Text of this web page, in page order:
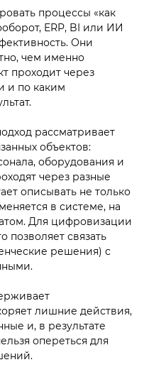
процессы «как
ERP, BI или ИИ
Они
чем именно
проходит через
и по каким
рассматривает
объектов:
оборудования и
через разные
описывать не только
в системе, на
Для цифровизации
позволяет связать
решения) с
лишние действия,
и, в результате
опереться для